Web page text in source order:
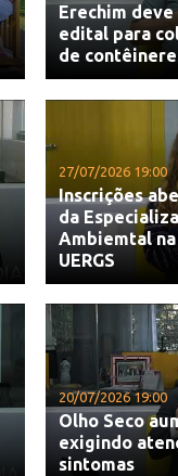
Erechim
edital para
de
27/07/2026 19:00
Inscrições
da
Ambiemtal
UERGS
20/07/2026 19:00
Olho Seco
exigindo
sintomas